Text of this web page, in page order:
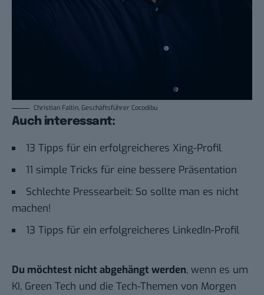
Christian Faltin, Geschäftsführer Cocodibu
Auch interessant:
13 Tipps für ein erfolgreicheres Xing-Profil
11 simple Tricks für eine bessere Präsentation
Schlechte Pressearbeit: So sollte man es nicht
machen!
13 Tipps für ein erfolgreicheres LinkedIn-Profil
Du möchtest nicht abgehängt werden, wenn es um
KI, Green Tech und die Tech-Themen von Morgen